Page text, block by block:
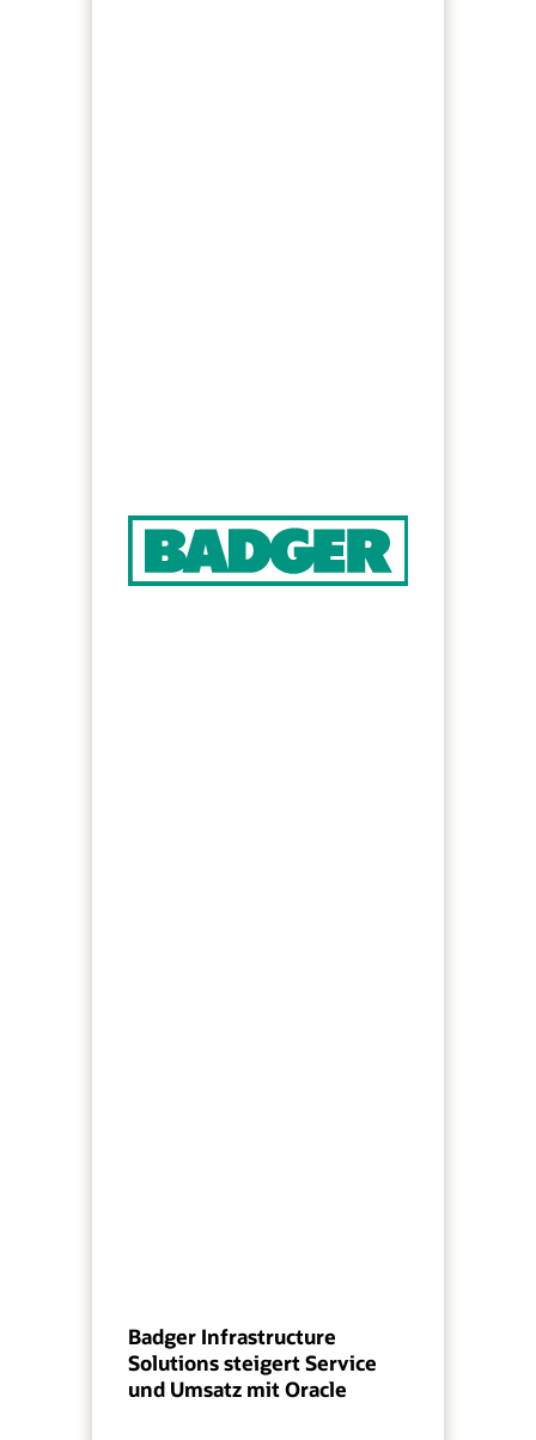
Badger Infrastructure
Solutions steigert Service
und Umsatz mit Oracle